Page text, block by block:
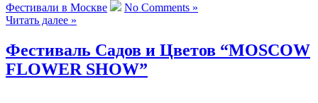
Фестивали в Москве
No Comments »
Читать далее »
Фестиваль Садов и Цветов “MOSCOW
FLOWER SHOW”